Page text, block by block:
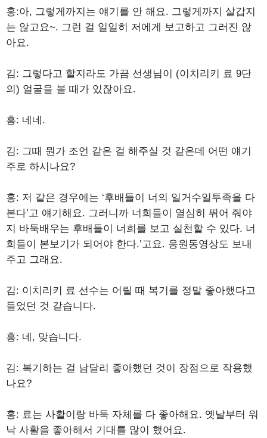
홍:아, 그렇게까지는 얘기를 안 해요. 그렇게까지 살갑지
는 않고요~. 그런 걸 일일히 저에게 보고하고 그러진 않
아요.
김: 그렇다고 할지라도 가끔 선생님이 (이치리키 료 9단
의) 얼굴을 볼 때가 있잖아요.
홍: 네네.
김: 그때 뭔가 조언 같은 걸 해주실 것 같은데 어떤 얘기
주로 하시나요?
홍: 저 같은 경우에는 ‘후배들이 너의 일거수일투족을 다
본다’고 얘기해요. 그러니까 너희들이 열심히 뛰어 줘야
지 바둑배우는 후배들이 너희를 보고 실천할 수 있다. 너
희들이 본보기가 되어야 한다.’고요. 응원동영상도 보내
주고 그래요.
김: 이치리키 료 선수는 어릴 때 복기를 정말 좋아했다고
들었던 것 같습니다.
홍: 네, 맞습니다.
김: 복기하는 걸 남달리 좋아했던 것이 장점으로 작용했
나요?
홍: 료는 사활이랑 바둑 자체를 다 좋아해요. 옛날부터 워
낙 사활을 좋아해서 기대를 많이 했어요.